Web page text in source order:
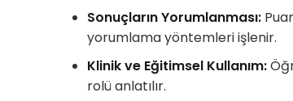
Sonuçların Yorumlanması:
yorumlama yöntemleri işlenir.
Klinik ve Eğitimsel Kullanım:
rolü anlatılır.